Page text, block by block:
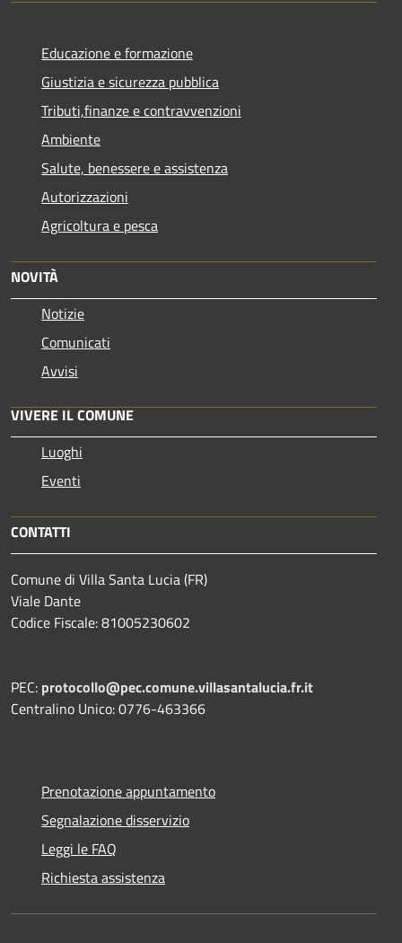
Educazione e formazione
Giustizia e sicurezza pubblica
Tributi,finanze e contravvenzioni
Ambiente
Salute, benessere e assistenza
Autorizzazioni
Agricoltura e pesca
NOVITÀ
Notizie
Comunicati
Avvisi
VIVERE IL COMUNE
Luoghi
Eventi
CONTATTI
Comune di Villa Santa Lucia (FR)
Viale Dante
Codice Fiscale: 81005230602
PEC: protocollo@pec.comune.villasantalucia.fr.it
Centralino Unico: 0776-463366
Prenotazione appuntamento
Segnalazione disservizio
Leggi le FAQ
Richiesta assistenza